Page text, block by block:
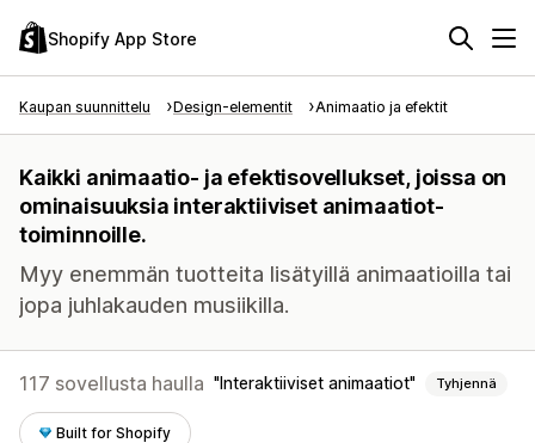
Shopify App Store
Kaupan suunnittelu Design-elementit Animaatio ja efektit
Kaikki animaatio- ja efektisovellukset, joissa on
ominaisuuksia interaktiiviset animaatiot-
toiminnoille.
Myy enemmän tuotteita lisätyillä animaatioilla tai
jopa juhlakauden musiikilla.
117 sovellusta haulla Interaktiiviset animaatiot Tyhjennä
Built for Shopify